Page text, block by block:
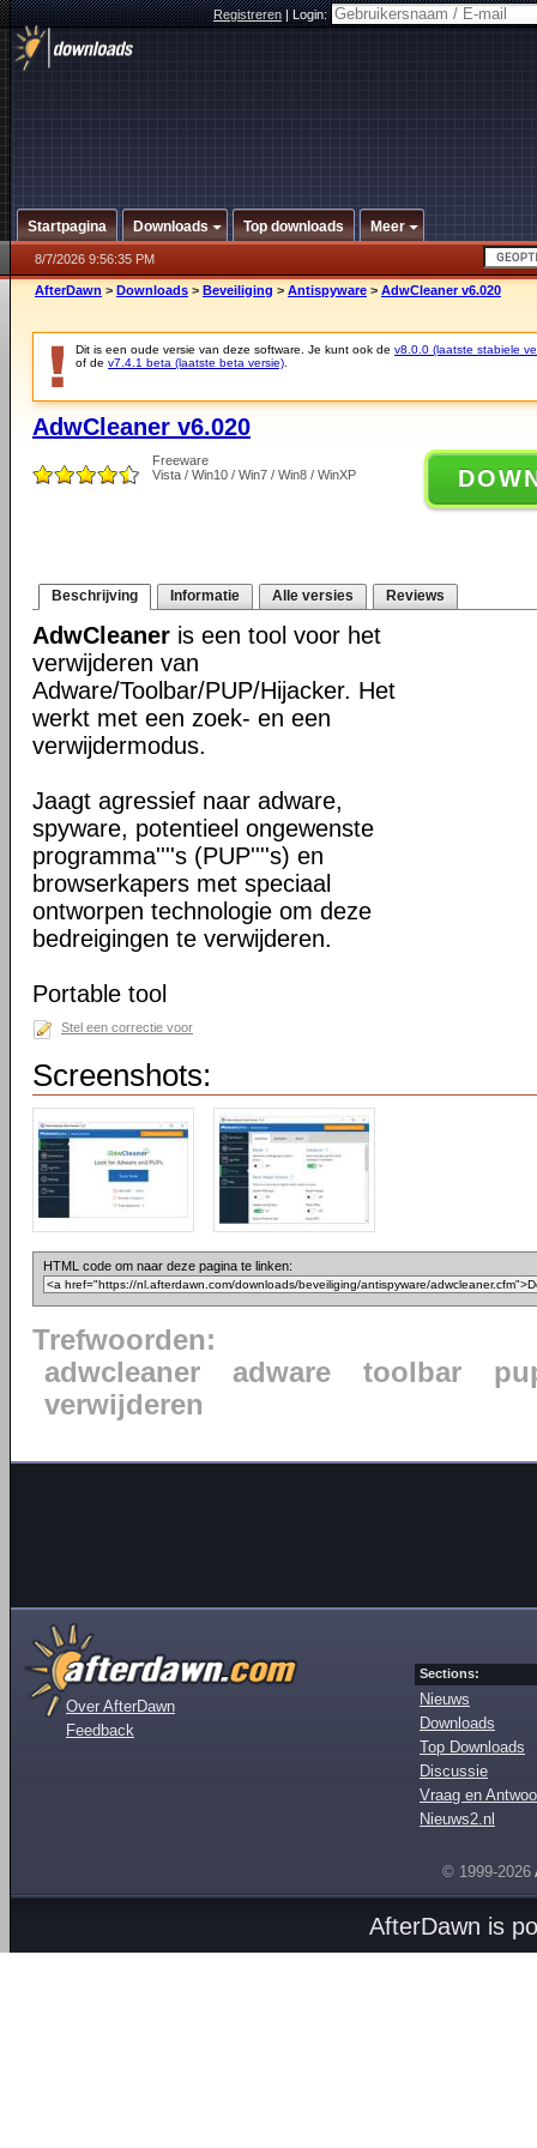
Registreren|Login:
Startpagina Downloads Top downloads Meer
8/7/2026 9:56:35 PM
AfterDawn > Downloads > Beveiliging > Antispyware > AdwCleaner v6.020
Dit is een oude versie van deze software. Je kunt ook de v8.0.0 (laatste stabiele
of de v7.4.1 beta (laatste beta versie)
AdwCleaner v6.020
Freeware
Vista / Win10 / Win7 / Win8 / WinXP
Beschrijving Informatie Alle versies Reviews
AdwCleaner is een tool voor het
verwijderen van
Adware/Toolbar/PUP/Hijacker. Het
werkt met een zoek- en een
verwijdermodus.
Jaagt agressief naar adware,
spyware, potentieel ongewenste
programma''''s (PUP''''s) en
browserkapers met speciaal
ontworpen technologie om deze
bedreigingen te verwijderen.
Portable tool
Stel een correctie voor
Screenshots:
HTML code om naar deze pagina te linken:
Trefwoorden:
adwcleaner
adware toolbar
verwijderen
Over AfterDawn
Feedback
Sections:
Nieuws
Downloads
Top Downloads
Discussie
Vraag en
Nieuws2.nl
© 1999-2026
AfterDawn is